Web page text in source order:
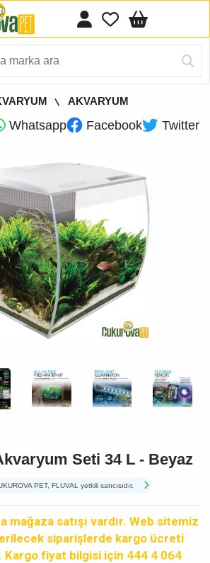
AKVARYUM
Whatsapp Facebook Twitter
Seti 34 L - Beyaz
PET, FLUVAL yetkili satıcısıdır.
mağaza satışı vardır. Web sitemiz
siparişlerde kargo ücreti
Kargo fiyat bilgisi için 444 4 064